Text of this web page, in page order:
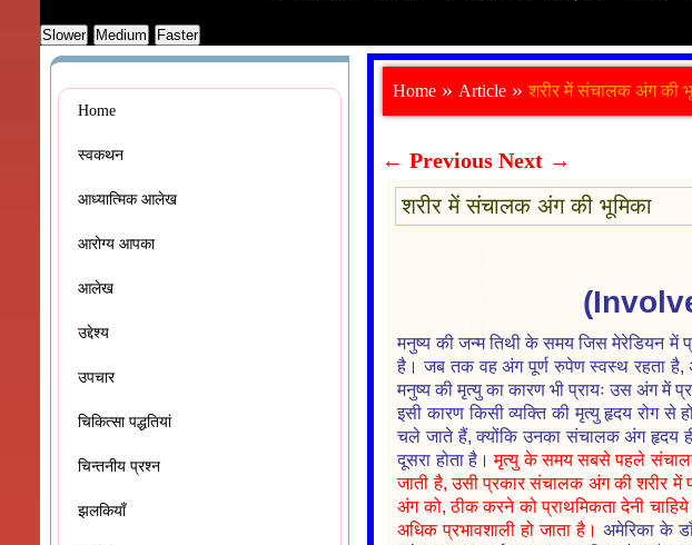
Home
स्वकथन
आध्यात्मिक आलेख
आरोग्य आपका
आलेख
उद्देश्य
उपचार
चिकित्सा पद्धतियां
चिन्तनीय प्रश्न
झलकियाँ
Home » Article »शरीर में संचालक अंग की
← Previous Next →
शरीर में संचालक अंग की भूमिका
मनुष्य की जन्म तिथी के समय जिस मेरेडियन में
है। जब तक वह अंग पूर्ण रुपेण स्वस्थ रहता है,
मनुष्य की मृत्यु का कारण भी प्रायः उस अंग में
इसी कारण किसी व्यक्ति की मृत्यु हृदय रोग से
चले जाते हैं, क्योंकि उनका संचालक अंग हृदय
दूसरा होता है।मृत्यु के समय सबसे पहले संचालक
जाती है, उसी प्रकार संचालक अंग की शरीर में
अंग को, ठीक करने को प्राथमिकता देनी
अधिक प्रभावशाली हो जाता है। अमेरिका के